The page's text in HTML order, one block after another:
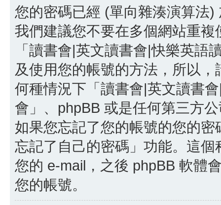
您的密碼已經 (單向雜湊演算法
我們建議您不要在多個網站重
「讀書會|英文讀書會|快樂英語
及使用您的帳號的方法，所以
何種情況下「讀書會|英文讀書
會」、phpBB 或是任何第三方
如果您忘記了您的帳號的您的
忘記了自己的密碼」功能。這
您的 e-mail，之後 phpBB 軟體
您的帳號。